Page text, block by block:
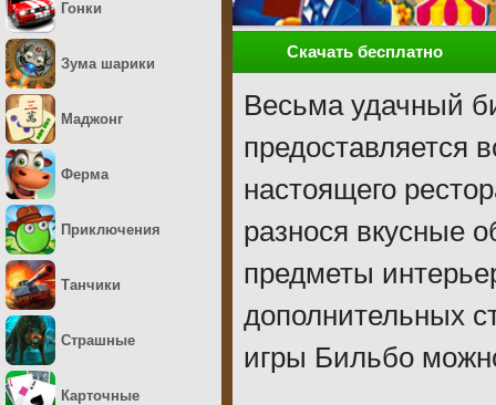
Скачать бесплатно
Весьма удачный
предоставляется
настоящего
разнося вкусные
предметы
дополнительных
игры Бильбо
Гонки
Зума шарики
Маджонг
Ферма
Приключения
Танчики
Страшные
Карточные